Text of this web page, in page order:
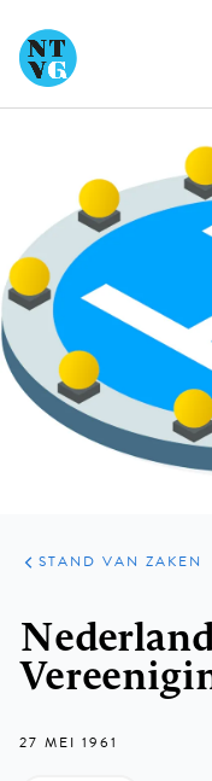
ARTIKELEN
PRAKTIJK
STAND VAN ZAKEN
27 MEI 1961